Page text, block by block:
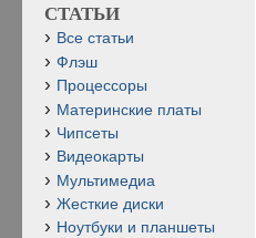
СТАТЬИ
Все статьи
Флэш
Процессоры
Материнские платы
Чипсеты
Видеокарты
Мультимедиа
Жесткие диски
Ноутбуки и планшеты